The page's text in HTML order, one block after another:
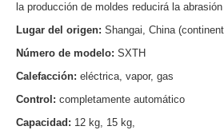
la producción de moldes reducirá la
Lugar del origen: Shangai, China
Número de modelo: SXTH
Calefacción: eléctrica, vapor, gas
Control: completamente automático
Capacidad: 12 kg, 15 kg,